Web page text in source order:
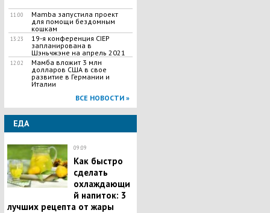
11:00
Mamba запустила проект
для помощи бездомным
кошкам
13:23
19-я конференция CIEP
запланирована в
Шэньчжэне на апрель 2021
12:02
Мамба вложит 3 млн
долларов США в свое
развитие в Германии и
Италии
ВСЕ НОВОСТИ »
ЕДА
09:09
Как быстро
сделать
охлаждающи
й напиток: 3
лучших рецепта от жары